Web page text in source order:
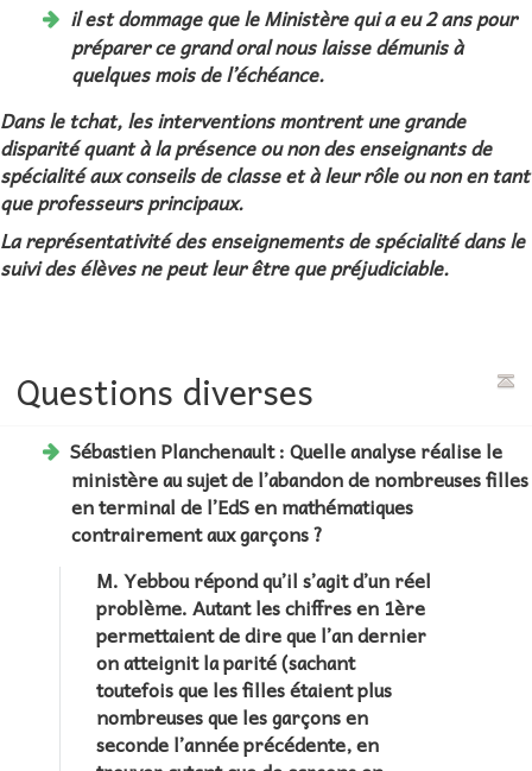
il est dommage que le Ministère qui a eu 2 ans pour
préparer ce grand oral nous laisse démunis à
quelques mois de l’échéance.
Dans le tchat, les interventions montrent une grande
disparité quant à la présence ou non des enseignants de
spécialité aux conseils de classe et à leur rôle ou non en tant
que professeurs principaux.
La représentativité des enseignements de spécialité dans le
suivi des élèves ne peut leur être que préjudiciable.
Questions diverses
Sébastien Planchenault :Quelle analyse réalise le
ministère au sujet de l’abandon de nombreuses filles
en terminal de l’EdS en mathématiques
contrairement aux garçons ?
M. Yebbou répond qu’il s’agit d’un réel
problème. Autant les chiffres en 1ère
permettaient de dire que l’an dernier
on atteignit la parité (sachant
toutefois que les filles étaient plus
nombreuses que les garçons en
seconde l’année précédente, en